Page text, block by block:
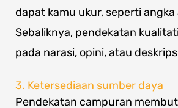
dapat kamu ukur, seperti
Sebaliknya, pendekatan
pada narasi, opini, atau
3. Ketersediaan sumber daya
Pendekatan campuran